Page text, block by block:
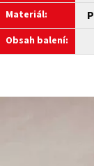
Materiál:
Obsah balení: